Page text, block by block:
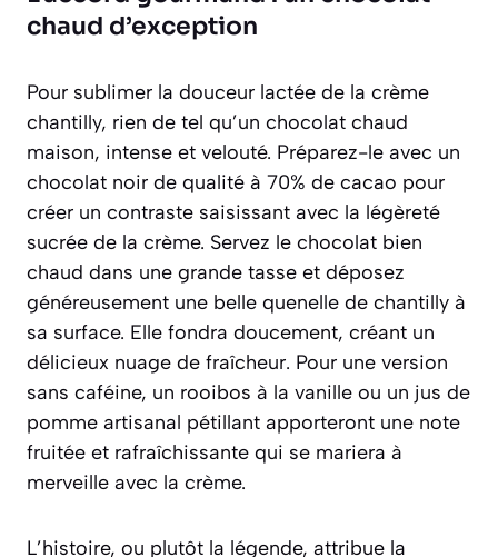
chaud d’exception
Pour sublimer la douceur lactée de la crème
chantilly, rien de tel qu’un chocolat chaud
maison, intense et velouté. Préparez-le avec un
chocolat noir de qualité à 70% de cacao pour
créer un contraste saisissant avec la légèreté
sucrée de la crème. Servez le chocolat bien
chaud dans une grande tasse et déposez
généreusement une belle quenelle de chantilly à
sa surface. Elle fondra doucement, créant un
délicieux nuage de fraîcheur. Pour une version
sans caféine, un rooibos à la vanille ou un jus de
pomme artisanal pétillant apporteront une note
fruitée et rafraîchissante qui se mariera à
merveille avec la crème.
L’histoire, ou plutôt la légende, attribue la